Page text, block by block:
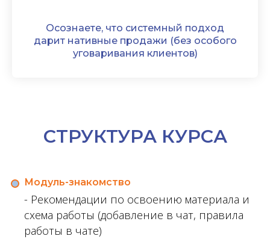
Осознаете, что системный подход
дарит нативные продажи (без особого
уговаривания клиентов)
СТРУКТУРА КУРСА
Модуль-знакомство
- Рекомендации по освоению материала и
схема работы (добавление в чат, правила
работы в чате)